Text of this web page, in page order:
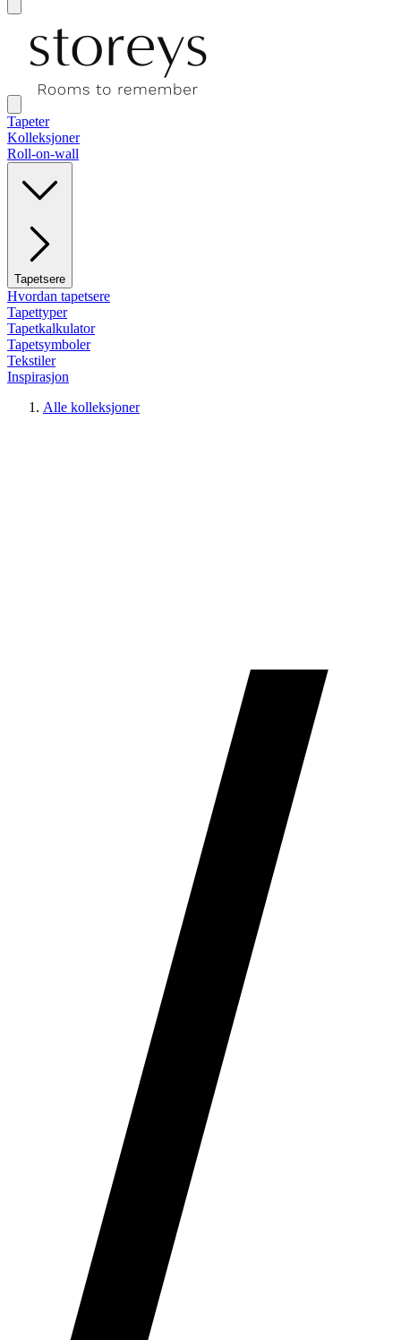
Tapeter
Kolleksjoner
Roll-on-wall
Tapetsere
Hvordan tapetsere
Tapettyper
Tapetkalkulator
Tapetsymboler
Tekstiler
Inspirasjon
Alle kolleksjoner